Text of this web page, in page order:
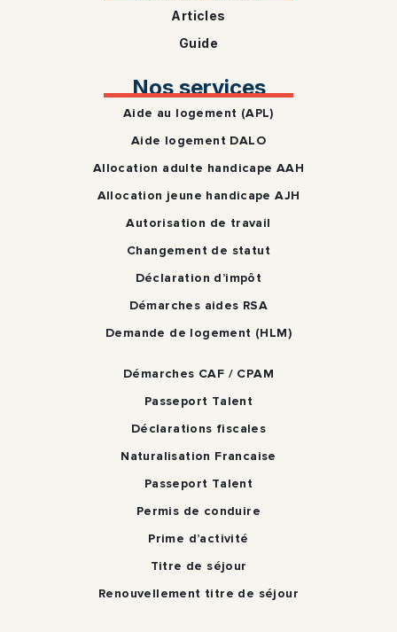
Articles
Guide
Nos services
Aide au logement (APL)
Aide logement DALO
Allocation adulte handicape AAH
Allocation jeune handicape AJH
Autorisation de travail
Changement de statut
Déclaration d’impôt
Démarches aides RSA
Demande de logement (HLM)
Démarches CAF / CPAM
Passeport Talent
Déclarations fiscales
Naturalisation Francaise
Passeport Talent
Permis de conduire
Prime d’activité
Titre de séjour
Renouvellement titre de séjour